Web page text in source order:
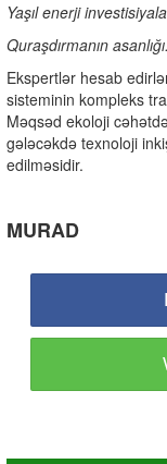
Yaşıl enerji
Quraşdırmanın asanlığı.
Ekspertlər hesab
sisteminin kompleks
Məqsəd ekoloji
gələcəkdə texnoloji
edilməsidir.
MURAD